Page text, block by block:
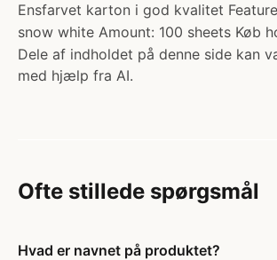
Ensfarvet karton i god kvalitet
snow white Amount: 100 sheets Køb
Dele af indholdet på denne side kan
med hjælp fra AI.
Ofte stillede spørgsmål
Hvad er navnet på produktet?